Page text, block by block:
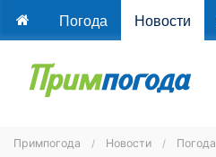
Погода Новости
Примпогода Новости Погода